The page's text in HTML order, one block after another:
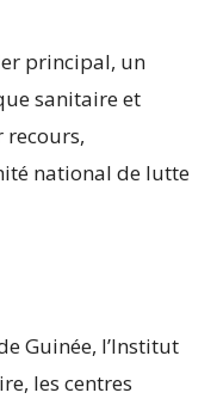
principal, un
sanitaire et
recours,
national de lutte
Guinée, l’Institut
les centres